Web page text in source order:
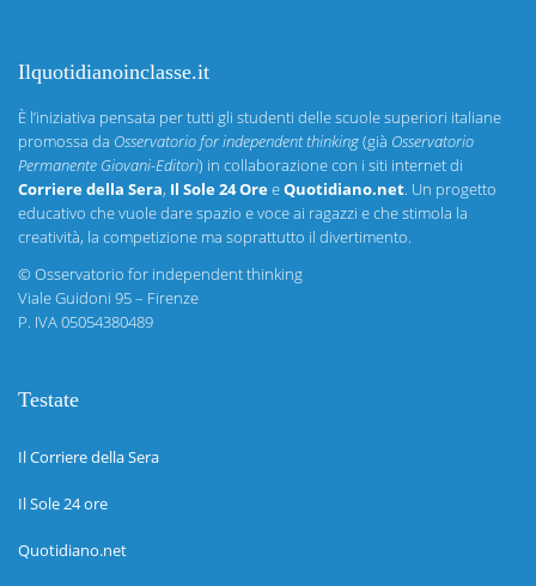
Ilquotidianoinclasse.it
È l’iniziativa pensata per tutti gli studenti delle scuole superiori italiane
promossa da Osservatorio for independent thinking(già Osservatorio
Permanente Giovani-Editori) in collaborazione con i siti internet di
Corriere della Sera, Il Sole 24 OreeQuotidiano.net. Un progetto
educativo che vuole dare spazio e voce ai ragazzi e che stimola la
creatività, la competizione ma soprattutto il divertimento.
©Osservatorio for independent thinking
Viale Guidoni 95 – Firenze
P. IVA 05054380489
Testate
Il Corriere della Sera
Il Sole 24 ore
Quotidiano.net